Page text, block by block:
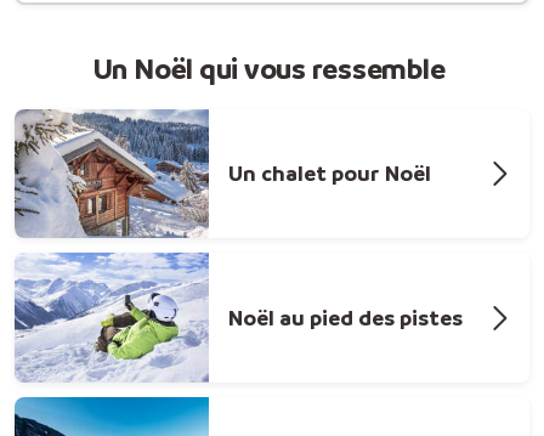
Un Noël qui vous ressemble
Un chalet pour Noël
Noël au pied des pistes